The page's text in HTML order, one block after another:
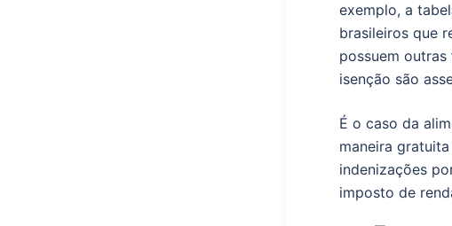
exemplo, a
brasileiros que
possuem
isenção são
É o caso da
maneira
indenizações
imposto de